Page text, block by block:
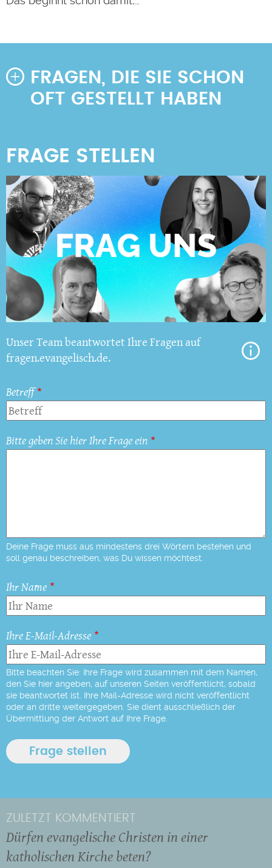
FRAGEN, DIE SIE SCHON
OFT GESTELLT HABEN
Unser Team beantwortet Ihre Fragen auf
fragen.evangelisch.de.
Betreff
Bitte geben Sie hier Ihre Frage ein
Deine Frage muss aus mindestens drei Wörtern bestehen und
soll genau beschreiben, was Du wissen möchtest.
Ihr Name
Ihre E-Mail-Adresse
Bitte beachten Sie: Ihre Frage wird zusammen mit dem Namen,
den Sie hier angeben, auf unseren Seiten veröffentlicht, sobald
sie beantwortet ist. Ihre Mail-Adresse wird nicht veröffentlicht
oder an dritte weitergegeben. Sie dient ausschließlich der
Übermittlung der Antwort auf Ihre Frage.
ZULETZT KOMMENTIERT
Dürfen evangelische Christen in einer
katholischen Kirche beten?